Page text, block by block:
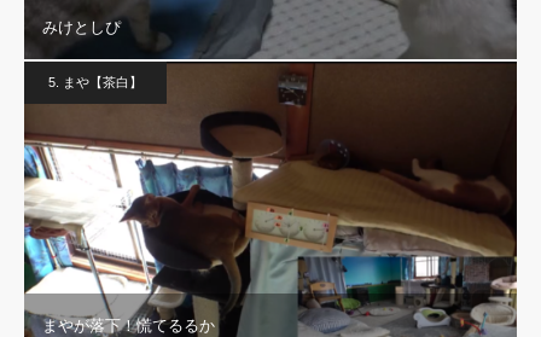
みけとしぴ
5. まや【茶白】
まやが落下！慌てるるか